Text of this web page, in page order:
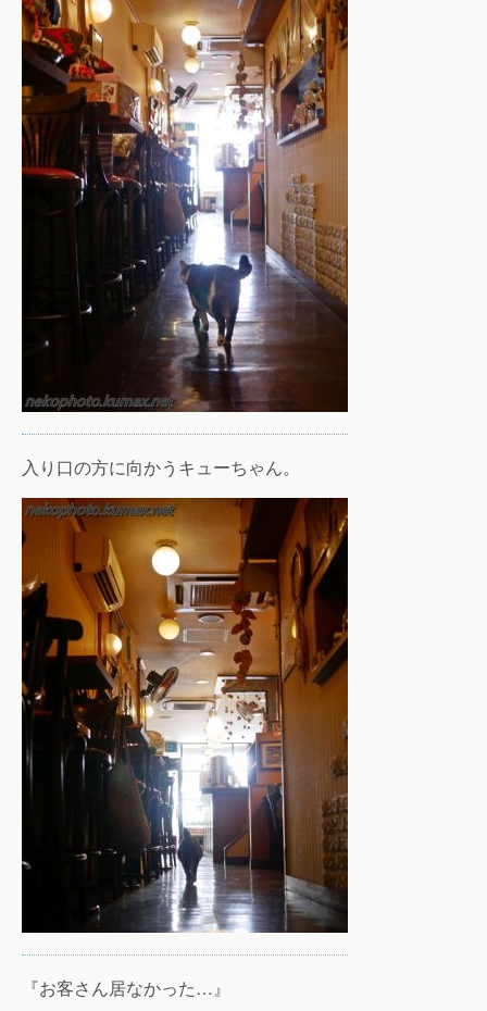
入り口の方に向かうキューちゃん。
『お客さん居なかった…』